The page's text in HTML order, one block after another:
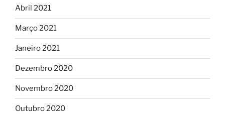
Abril 2021
Março 2021
Janeiro 2021
Dezembro 2020
Novembro 2020
Outubro 2020